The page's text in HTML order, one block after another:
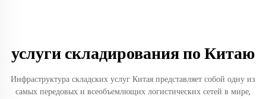
услуги складирования по Китаю
Инфраструктура складских услуг Китая представляет собой одну из
самых передовых и всеобъемлющих логистических сетей в мире,